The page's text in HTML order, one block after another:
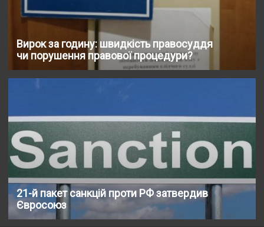
Вирок за годину: швидкість правосуддя
чи порушення правової процедури?
21-й пакет санкцій проти РФ затвердив
Євросоюз